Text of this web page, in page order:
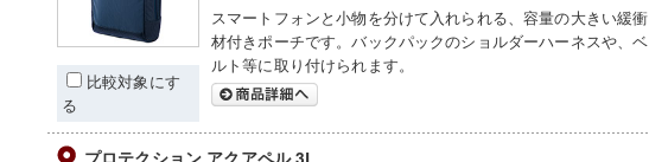
比較対象にす
る
スマートフォンと小物を分けて入れられる、容量の大きい緩衝
材付きポーチです。バックパックのショルダーハーネスや、ベ
ルト等に取り付けられます。
プロテクション アクアペル 3L